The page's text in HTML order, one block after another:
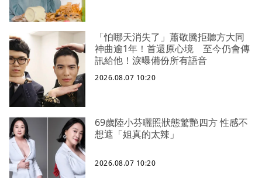
「怕哪天消失了」蕭敬騰拒聽方大同
神曲逾1年！首還原心境 至今仍會傳
訊給他！淚曝備份所有語音
2026.08.07 10:20
69歲陸小芬曬照狀態驚艷四方 性感不
想遮「姐真的太辣」
2026.08.07 10:20